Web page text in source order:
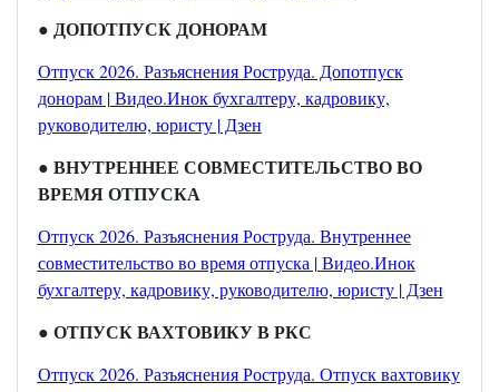
● ДОПОТПУСК ДОНОРАМ
Отпуск 2026. Разъяснения Роструда. Допотпуск
донорам | Видео.Инок бухгалтеру, кадровику,
руководителю, юристу | Дзен
● ВНУТРЕННЕЕ СОВМЕСТИТЕЛЬСТВО ВО
ВРЕМЯ ОТПУСКА
Отпуск 2026. Разъяснения Роструда. Внутреннее
совместительство во время отпуска | Видео.Инок
бухгалтеру, кадровику, руководителю, юристу | Дзен
● ОТПУСК ВАХТОВИКУ В РКС
Отпуск 2026. Разъяснения Роструда. Отпуск вахтовику